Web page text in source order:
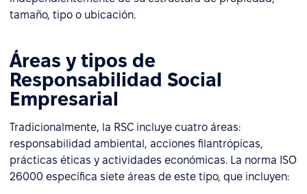
tamaño, tipo o ubicación.
Áreas y tipos de
Responsabilidad Social
Empresarial
Tradicionalmente, la RSC incluye cuatro áreas:
responsabilidad ambiental, acciones filantrópicas,
prácticas éticas y actividades económicas. La norma ISO
26000 específica siete áreas de este tipo, que incluyen: